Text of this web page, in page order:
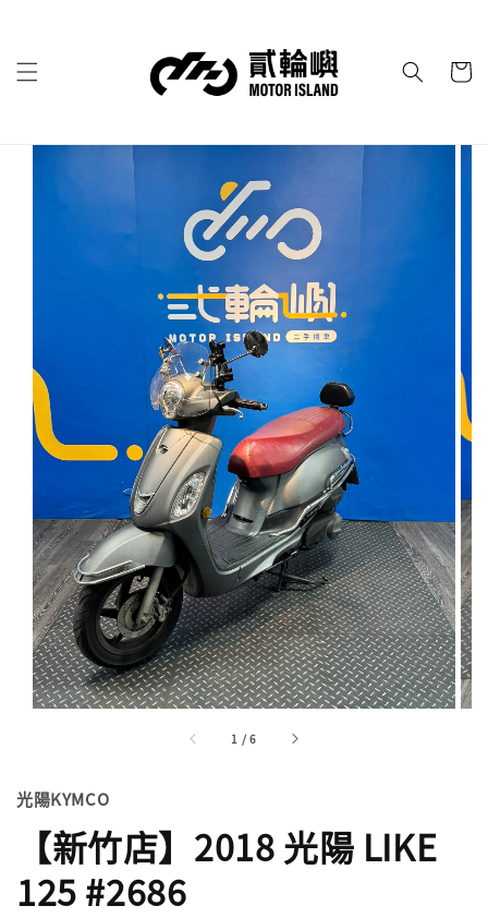
1 /6
光陽KYMCO
【新竹店】2018 光陽 LIKE
125 #2686